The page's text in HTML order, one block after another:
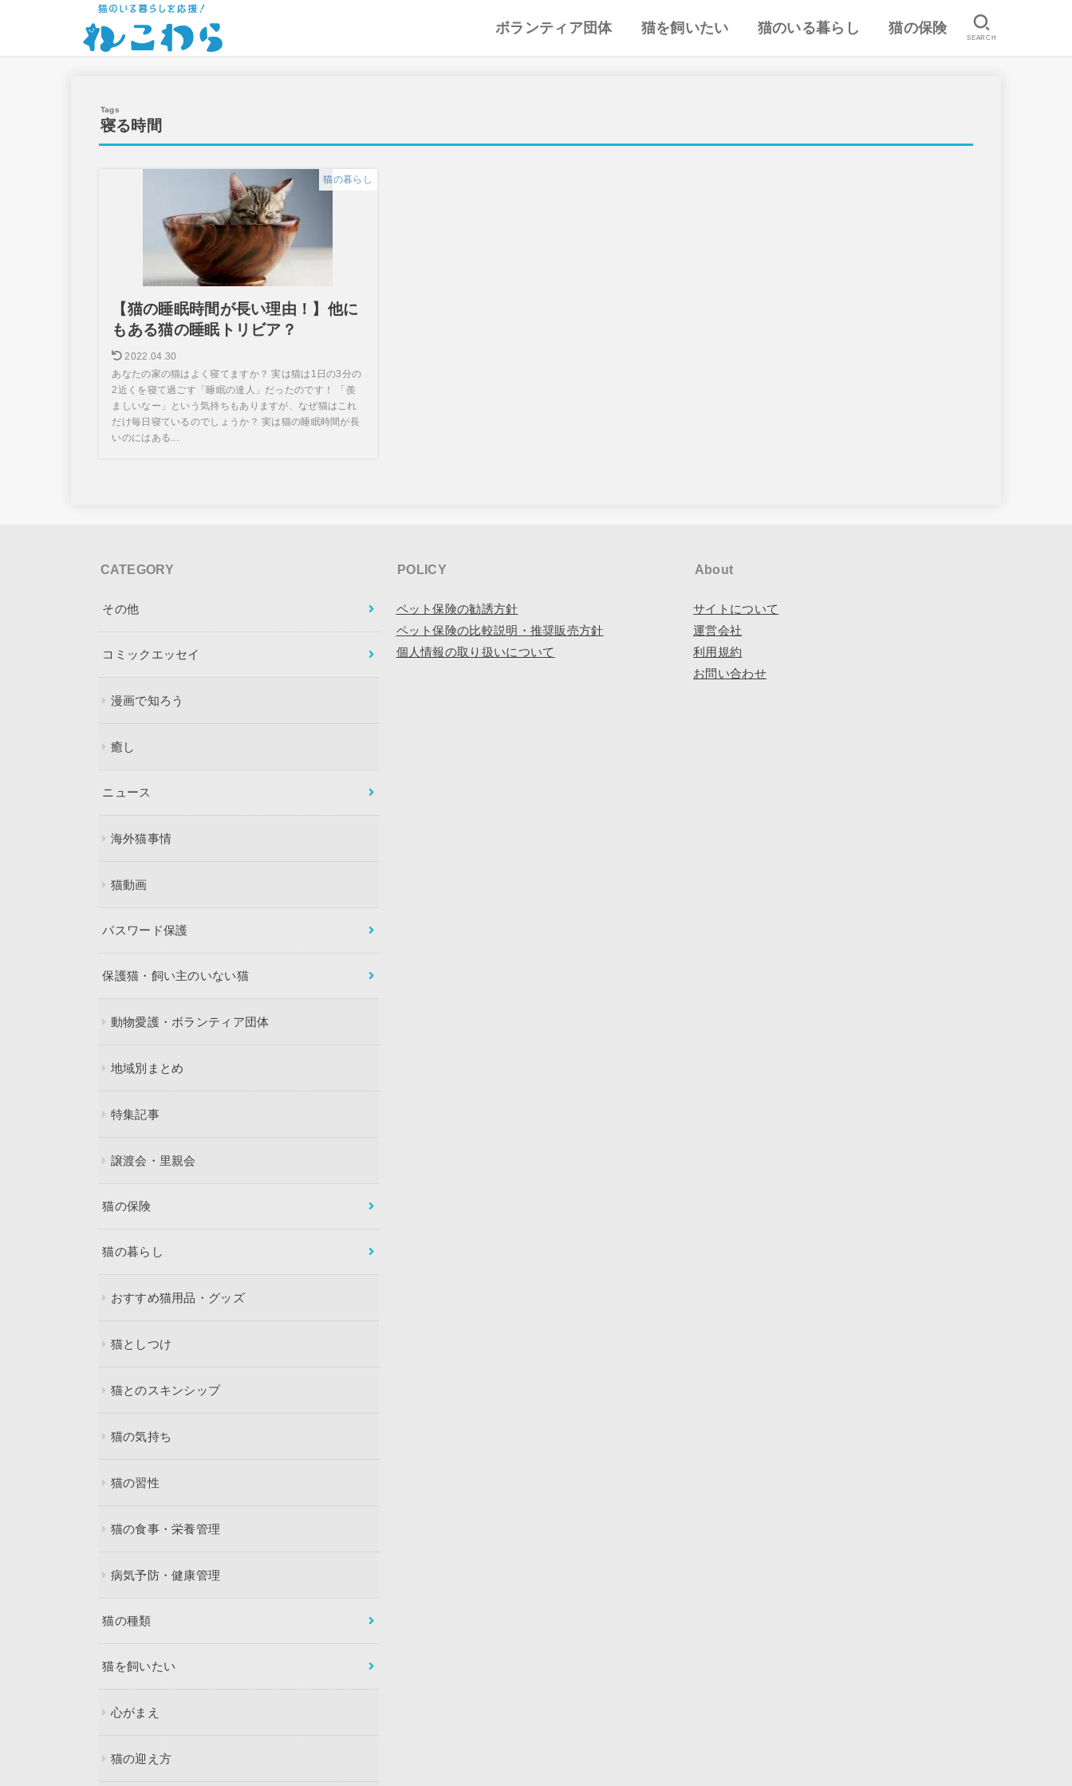
ボランティア団体 猫を飼いたい 猫のいる暮らし 猫の保険
SEARCH
寝る時間
猫の暮らし
【猫の睡眠時間が長い理由！】他に
もある猫の睡眠トリビア？
2022.04.30
あなたの家の猫はよく寝てますか？ 実は猫は1日の3分の
2近くを寝て過ごす「睡眠の達人」だったのです！ 「羨
ましいなー」という気持ちもありますが、なぜ猫はこれ
だけ毎日寝ているのでしょうか？ 実は猫の睡眠時間が長
いのにはある...
CATEGORY
その他
コミックエッセイ
漫画で知ろう
癒し
ニュース
海外猫事情
猫動画
パスワード保護
保護猫・飼い主のいない猫
動物愛護・ボランティア団体
地域別まとめ
特集記事
譲渡会・里親会
猫の保険
猫の暮らし
おすすめ猫用品・グッズ
猫としつけ
猫とのスキンシップ
猫の気持ち
猫の習性
猫の食事・栄養管理
病気予防・健康管理
猫の種類
猫を飼いたい
心がまえ
猫の迎え方
POLICY
ペット保険の勧誘方針
ペット保険の比較説明・推奨販売方針
個人情報の取り扱いについて
About
サイトについて
運営会社
利用規約
お問い合わせ